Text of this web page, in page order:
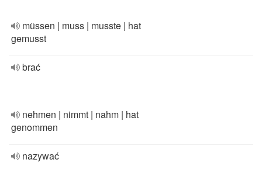
müssen | muss | musste | hat
gemusst
brać
nehmen | nimmt | nahm | hat
genommen
nazywać